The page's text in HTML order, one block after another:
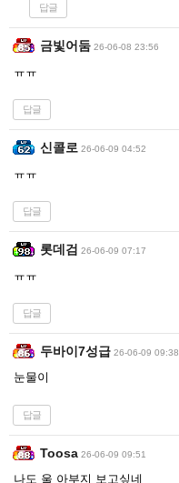
답글
금빛어둠 26-06-08 23:56
ㅠㅠ
답글
신콜로 26-06-09 04:52
ㅠㅠ
답글
롯데검 26-06-09 07:17
ㅠㅠ
답글
두바이7성급 26-06-09 09:38
눈물이
답글
Toosa 26-06-09 09:51
나도 울 아부지 보고싶네